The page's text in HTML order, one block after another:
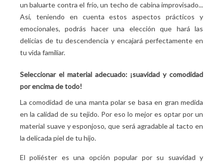
un baluarte contra el frío, un techo de cabina improvisado...
Así, teniendo en cuenta estos aspectos prácticos y
emocionales, podrás hacer una elección que hará las
delicias de tu descendencia y encajará perfectamente en
tu vida familiar.
Seleccionar el material adecuado: ¡suavidad y comodidad
por encima de todo!
La comodidad de una manta polar se basa en gran medida
en la calidad de su tejido. Por eso lo mejor es optar por un
material suave y esponjoso, que será agradable al tacto en
la delicada piel de tu hijo.
El poliéster es una opción popular por su suavidad y